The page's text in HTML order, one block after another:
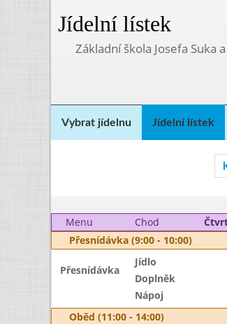
Jídelní lístek
Základní škola Josefa Suka
Vybrat jídelnu Jídelní lístek
Menu
Chod
Přesnídávka (9:00 - 10:00)
Přesnídávka
Jídlo
Doplněk
Nápoj
Oběd (11:00 - 14:00)